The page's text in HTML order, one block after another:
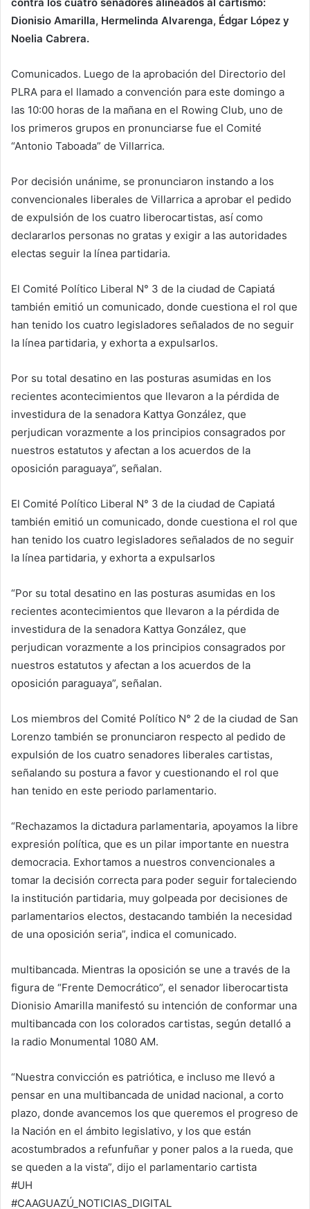
Dionisio Amarilla, Hermelinda Alvarenga, Édgar López y
Noelia Cabrera.
Comunicados. Luego de la aprobación del Directorio del
PLRA para el llamado a convención para este domingo a
las 10:00 horas de la mañana en el Rowing Club, uno de
los primeros grupos en pronunciarse fue el Comité
“Antonio Taboada” de Villarrica.
Por decisión unánime, se pronunciaron instando a los
convencionales liberales de Villarrica a aprobar el pedido
de expulsión de los cuatro liberocartistas, así como
declararlos personas no gratas y exigir a las autoridades
electas seguir la línea partidaria.
El Comité Político Liberal N° 3 de la ciudad de Capiatá
también emitió un comunicado, donde cuestiona el rol que
han tenido los cuatro legisladores señalados de no seguir
la línea partidaria, y exhorta a expulsarlos.
Por su total desatino en las posturas asumidas en los
recientes acontecimientos que llevaron a la pérdida de
investidura de la senadora Kattya González, que
perjudican vorazmente a los principios consagrados por
nuestros estatutos y afectan a los acuerdos de la
oposición paraguaya”, señalan.
El Comité Político Liberal N° 3 de la ciudad de Capiatá
también emitió un comunicado, donde cuestiona el rol que
han tenido los cuatro legisladores señalados de no seguir
la línea partidaria, y exhorta a expulsarlos
“Por su total desatino en las posturas asumidas en los
recientes acontecimientos que llevaron a la pérdida de
investidura de la senadora Kattya González, que
perjudican vorazmente a los principios consagrados por
nuestros estatutos y afectan a los acuerdos de la
oposición paraguaya”, señalan.
Los miembros del Comité Político N° 2 de la ciudad de San
Lorenzo también se pronunciaron respecto al pedido de
expulsión de los cuatro senadores liberales cartistas,
señalando su postura a favor y cuestionando el rol que
han tenido en este periodo parlamentario.
“Rechazamos la dictadura parlamentaria, apoyamos la libre
expresión política, que es un pilar importante en nuestra
democracia. Exhortamos a nuestros convencionales a
tomar la decisión correcta para poder seguir fortaleciendo
la institución partidaria, muy golpeada por decisiones de
parlamentarios electos, destacando también la necesidad
de una oposición seria”, indica el comunicado.
multibancada. Mientras la oposición se une a través de la
figura de “Frente Democrático”, el senador liberocartista
Dionisio Amarilla manifestó su intención de conformar una
multibancada con los colorados cartistas, según detalló a
la radio Monumental 1080 AM.
“Nuestra convicción es patriótica, e incluso me llevó a
pensar en una multibancada de unidad nacional, a corto
plazo, donde avancemos los que queremos el progreso de
la Nación en el ámbito legislativo, y los que están
acostumbrados a refunfuñar y poner palos a la rueda, que
se queden a la vista”, dijo el parlamentario cartista
#UH
#CAAGUAZÚ_NOTICIAS_DIGITAL